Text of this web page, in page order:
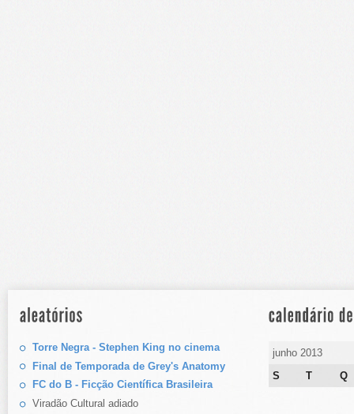
Torre Negra - Stephen King no cinema
Final de Temporada de Grey's Anatomy
FC do B - Ficção Científica Brasileira
Viradão Cultural adiado
junho 2013
S
T Q